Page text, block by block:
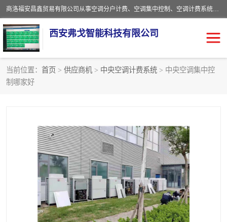
商洛福安昌鑫贸易有限公司从事空调分户计费、空调集中控制、空调计费系统、空调远程控制、中央空调分户计费、中央空调集中控制等产品的销售与安装。。语音控制，解放双手，让用户畅享安全、健康、便利、舒适、节能、愉悦的物联网智慧生活，我们竭诚为您提供住宅、别墅、公寓的智能家居化、智能办公化，智能酒店的解决方案。
西安弗戈智能科技有限公司
当前位置： 首页 > 供应商机 > 中央空调计费系统 > 中央空调集中控
制哪家好
中央空调集中控制
空调计费系统 空调分户计费
中央空调计费系统 空调分户计费系统